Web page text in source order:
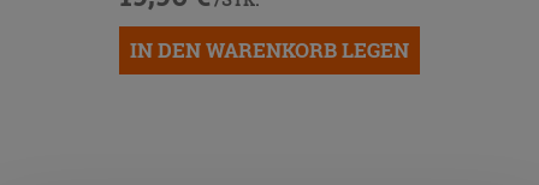
IN DEN WARENKORB LEGEN